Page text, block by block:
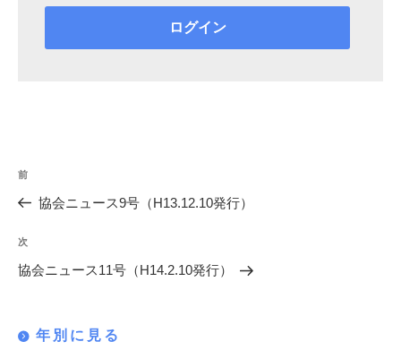
投
稿
シ
過
去
投
稿
前
協会ニュース9号（H13.12.10発行）
次
の
次
協会ニュース11号（H14.2.10発行）
年別に見る